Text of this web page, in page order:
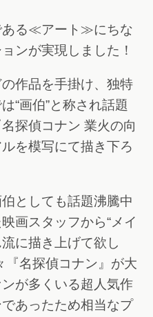
ある≪アート≫にちな
ンが実現しました！
の作品を手掛け、独特
“画伯”と称され話題
探偵コナン 業火の向
を模写にて描き下ろ
としても話題沸騰中
画スタッフから“メイ
に描き上げて欲し
『名探偵コナン』が大
が多くいる超人気作
あったため相当なプ